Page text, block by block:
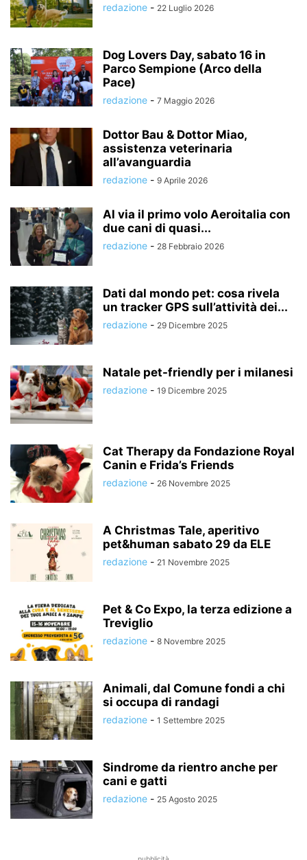
redazione - 22 Luglio 2026
Dog Lovers Day, sabato 16 in
Parco Sempione (Arco della
Pace)
redazione - 7 Maggio 2026
Dottor Bau & Dottor Miao,
assistenza veterinaria
all’avanguardia
redazione - 9 Aprile 2026
Al via il primo volo Aeroitalia con
due cani di quasi...
redazione - 28 Febbraio 2026
Dati dal mondo pet: cosa rivela
un tracker GPS sull’attività dei...
redazione - 29 Dicembre 2025
Natale pet-friendly per i milanesi
redazione - 19 Dicembre 2025
Cat Therapy da Fondazione Royal
Canin e Frida’s Friends
redazione - 26 Novembre 2025
A Christmas Tale, aperitivo
pet&human sabato 29 da ELE
redazione - 21 Novembre 2025
Pet & Co Expo, la terza edizione a
Treviglio
redazione - 8 Novembre 2025
Animali, dal Comune fondi a chi
si occupa di randagi
redazione - 1 Settembre 2025
Sindrome da rientro anche per
cani e gatti
redazione - 25 Agosto 2025